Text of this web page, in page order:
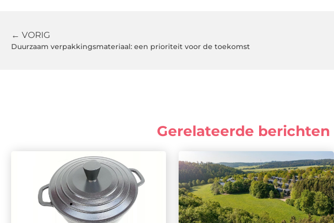
← VORIG
Duurzaam verpakkingsmateriaal: een prioriteit voor de toekomst
Gerelateerde berichten